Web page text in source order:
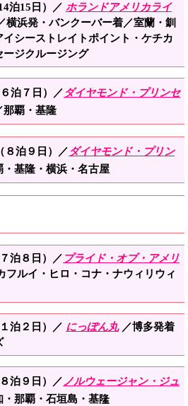
泊15日）／ ホランドアメリカライ
横浜発・バンクーバー着／室蘭・釧
シーストレイトポイント・ケチカ
ージクルージング
泊７日）／ダイヤモンド・プリンセ
那覇・基隆
８泊９日）／ダイヤモンド・プリン
・基隆・横浜・名古屋
泊８日）／ プライド・オブ・アメリ
フルイ・ヒロ・コナ・ナウィリウィ
泊２日）／ にっぽん丸／博多発着
泊９日） ／ノルウェージャン・ジュ
那覇・石垣島・基隆